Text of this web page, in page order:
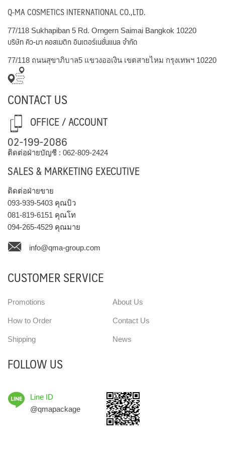
Q-MA COSMETICS INTERNATIONAL CO.,LTD.
77/118 Sukhapiban 5 Rd. Orngern Saimai Bangkok 10220
บริษัท คิว-มา คอสเมติก อินเตอร์เนชั่นแนล จำกัด
77/118 ถนนสุขาภิบาล5 แขวงออเงิน เขตสายไหม กรุงเทพฯ 10220
CONTACT US
OFFICE / ACCOUNT
02-199-2086
ติดต่อฝ่ายบัญชี : 062-809-2424
SALES & MARKETING EXECUTIVE
ติดต่อฝ่ายขาย
093-939-5403 คุณบิว
081-819-6151 คุณโท
094-265-4529 คุณมาย
info@qma-group.com
CUSTOMER SERVICE
Promotions
How to Order
Shipping
About Us
Contact Us
News
FOLLOW US
Line ID
@qmapackage